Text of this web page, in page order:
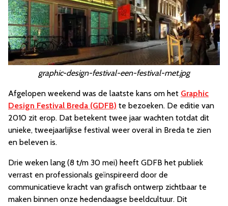
graphic-design-festival-een-festival-met.jpg
Afgelopen weekend was de laatste kans om het Graphic
Design Festival Breda (GDFB) te bezoeken. De editie van
2010 zit erop. Dat betekent twee jaar wachten totdat dit
unieke, tweejaarlijkse festival weer overal in Breda te zien
en beleven is.
Drie weken lang (8 t/m 30 mei) heeft GDFB het publiek
verrast en professionals geïnspireerd door de
communicatieve kracht van grafisch ontwerp zichtbaar te
maken binnen onze hedendaagse beeldcultuur. Dit